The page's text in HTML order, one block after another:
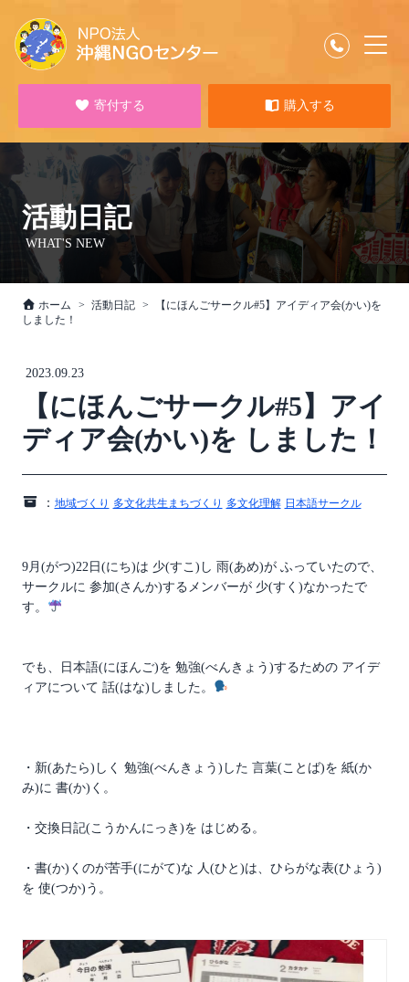
寄付する 購入する
活動日記
WHAT'S NEW
ホーム 活動日記
【にほんごサークル#5】アイディア会(かい)を
しました！
2023.09.23
【にほんごサークル#5】アイ
ディア会(かい)を しました！
： 地域づくり 多文化共生まちづくり 多文化理解 日本語サークル
9月(がつ)22日(にち)は 少(すこ)し 雨(あめ)が ふっていたので、
サークルに 参加(さんか)するメンバーが 少(すく)なかったで
す。
でも、日本語(にほんご)を 勉強(べんきょう)するための アイデ
ィアについて 話(はな)しました。
・新(あたら)しく 勉強(べんきょう)した 言葉(ことば)を 紙(か
み)に 書(か)く。
・交換日記(こうかんにっき)を はじめる。
・書(か)くのが苦手(にがて)な 人(ひと)は、ひらがな表(ひょう)
を 使(つか)う。